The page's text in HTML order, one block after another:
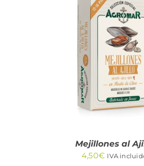
AÑADIR AL CARRITO
QUICK VIEW
Mejillones al
4,50€ IVA